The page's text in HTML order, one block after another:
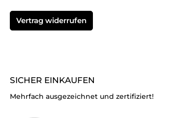
Vertrag widerrufen
SICHER EINKAUFEN
Mehrfach ausgezeichnet und zertifiziert!